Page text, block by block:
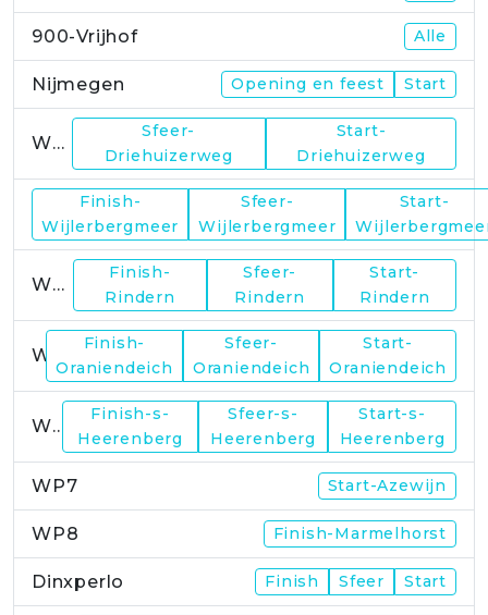
900-Vrijhof Alle
Nijmegen Opening en feest Start
WP1
Sfeer-
Driehuizerweg
Start-
Driehuizerweg
Finish-
Wijlerbergmeer
Sfeer-
Wijlerbergmeer
Start-
WP4
Finish-
Rindern
Sfeer-
Rindern
Start-
Rindern
Finish-
Oraniendeich
Sfeer-
Oraniendeich
Start-
Oraniendeich
WP6
Finish-s-
Heerenberg
Sfeer-s-
Heerenberg
Start-s-
Heerenberg
WP7 Start-Azewijn
WP8 Finish-Marmelhorst
Dinxperlo Finish Sfeer Start